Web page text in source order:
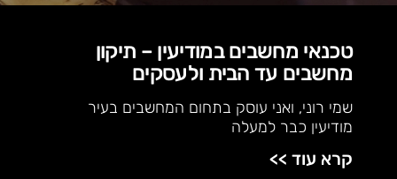
טכנאי מחשבים במודיעין – תיקון
מחשבים עד הבית ולעסקים
שמי רוני, ואני עוסק בתחום המחשבים בעיר
מודיעין כבר למעלה
קרא עוד >>